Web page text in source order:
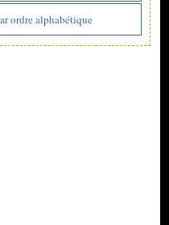
ordre alphabétique